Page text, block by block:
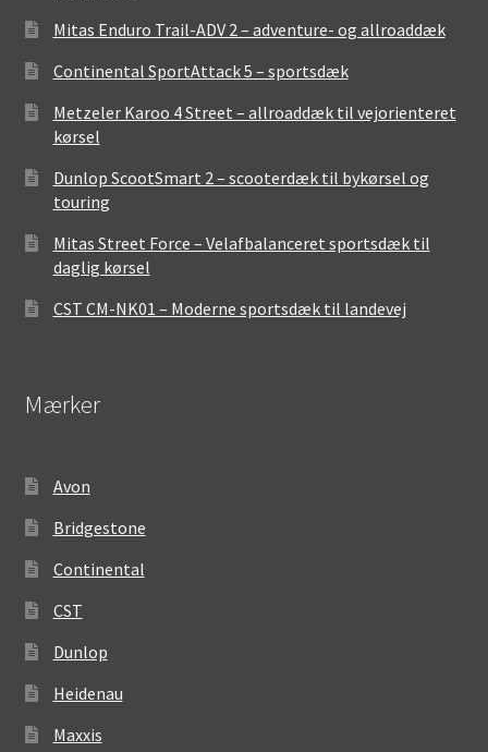
Mitas Enduro Trail-ADV 2 – adventure- og allroaddæk
Continental SportAttack 5 – sportsdæk
Metzeler Karoo 4 Street – allroaddæk til vejorienteret
kørsel
Dunlop ScootSmart 2 – scooterdæk til bykørsel og
touring
Mitas Street Force – Velafbalanceret sportsdæk til
daglig kørsel
CST CM-NK01 – Moderne sportsdæk til landevej
Mærker
Avon
Bridgestone
Continental
CST
Dunlop
Heidenau
Maxxis